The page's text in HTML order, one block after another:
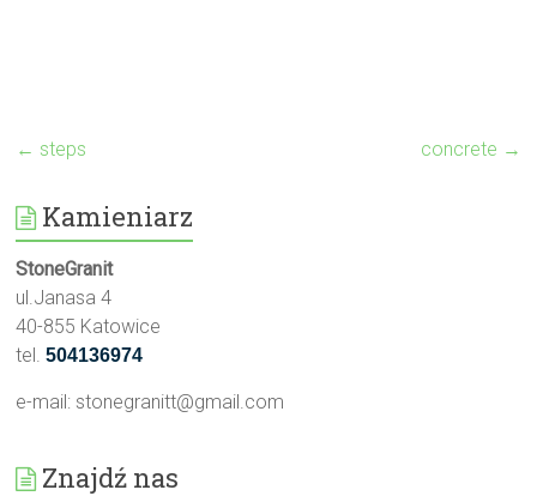
← steps concrete →
Kamieniarz
StoneGranit
ul.Janasa 4
40-855 Katowice
tel. 504136974
e-mail: stonegranitt@gmail.com
Znajdź nas